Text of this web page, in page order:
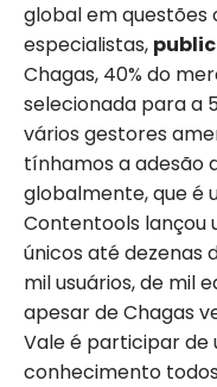
global em questões
especialistas,
Chagas, 40% do
selecionada para a
vários gestores
tínhamos a adesão
globalmente, que é
Contentools lançou
únicos até dezenas
mil usuários, de mil
apesar de Chagas
Vale é participar de
conhecimento